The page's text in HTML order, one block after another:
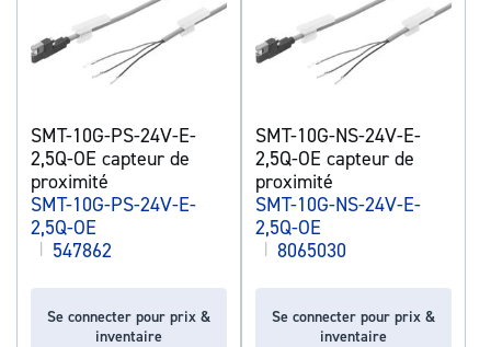
SMT-10G-PS-24V-E-
2,5Q-OE capteur de
proximité
SMT-10G-PS-24V-E-
2,5Q-OE
| 547862
Se connecter pour prix &
inventaire
SMT-10G-NS-24V-E-
2,5Q-OE capteur de
proximité
SMT-10G-NS-24V-E-
2,5Q-OE
| 8065030
Se connecter pour prix &
inventaire